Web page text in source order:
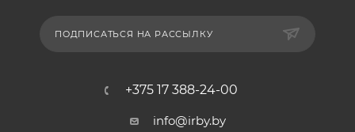
ПОДПИСАТЬСЯ НА РАССЫЛКУ
+375 17 388-24-00
info@irby.by